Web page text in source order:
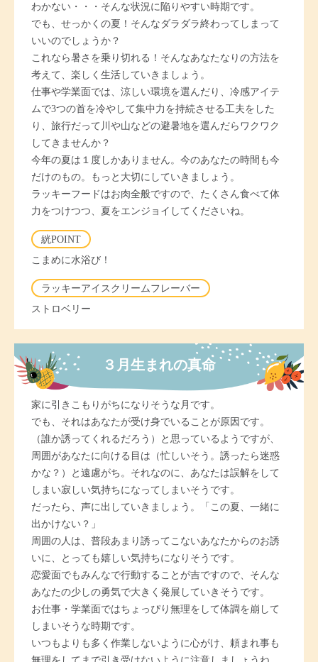
わかない・・・そんな状況に陥りやすい時期です。
でも、せっかくの夏！そんなダラダラ終わってしまって
いいのでしょうか？
これなら暑さを乗り切れる！そんなあなたなりの方法を
考えて、楽しく生活していきましょう。
仕事や学業面では、涼しい環境を選んだり、冷感アイテ
ムで3つの首を冷やして集中力を持続させる工夫をした
り、旅行だって川や山などの避暑地を選んだらワクワク
してきませんか？
今年の夏は１度しかありません。今のあなたの時間も今
だけのもの。もっと大切にしていきましょう。
ラッキーフードはお肉全般ですので、たくさん食べて体
力をつけつつ、夏をエンジョイしてくださいね。
絖POINT
こまめに水浴び！
ラッキーアイスクリームフレーバー
ストロベリー
３月生まれの真命
家に引きこもりがちになりそうな月です。
でも、それはあなたが受け身でいることが原因です。
（誰か誘ってくれるだろう）と思っているようですが、
周囲があなたに向ける目は（忙しいそう。誘ったら迷惑
かな？）と遠慮がち。それなのに、あなたは誤解をして
しまい寂しい気持ちになってしまいそうです。
だったら、声に出していきましょう。「この夏、一緒に
出かけない？」
周囲の人は、普段あまり誘ってこないあなたからのお誘
いに、とっても嬉しい気持ちになりそうです。
恋愛面でもみんなで行動することが吉ですので、そんな
あなたの少しの勇気で大きく発展していきそうです。
お仕事・学業面ではちょっぴり無理をして体調を崩して
しまいそうな時期です。
いつもよりも多く作業しないように心がけ、頼まれ事も